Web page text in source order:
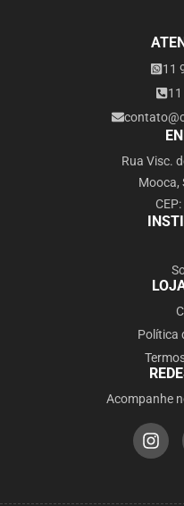
11
11
Rua Visc.
Mooca,
Política
Acompanhe